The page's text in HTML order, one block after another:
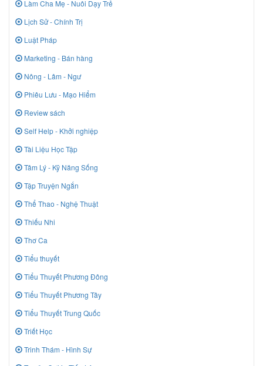
Làm Cha Mẹ - Nuôi Dạy Trẻ
Lịch Sử - Chính Trị
Luật Pháp
Marketing - Bán hàng
Nông - Lâm - Ngư
Phiêu Lưu - Mạo Hiểm
Review sách
Self Help - Khởi nghiệp
Tài Liệu Học Tập
Tâm Lý - Kỹ Năng Sống
Tập Truyện Ngắn
Thể Thao - Nghệ Thuật
Thiếu Nhi
Thơ Ca
Tiểu thuyết
Tiểu Thuyết Phương Đông
Tiểu Thuyết Phương Tây
Tiểu Thuyết Trung Quốc
Triết Học
Trinh Thám - Hình Sự